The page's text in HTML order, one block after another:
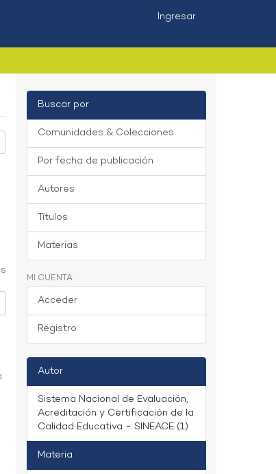
Ingresar
Buscar por
Comunidades & Colecciones
Por fecha de publicación
Autores
Títulos
Materias
MI CUENTA
Acceder
Registro
Autor
Sistema Nacional de Evaluación,
Acreditación y Certificación de la
Calidad Educativa - SINEACE (1)
Materia